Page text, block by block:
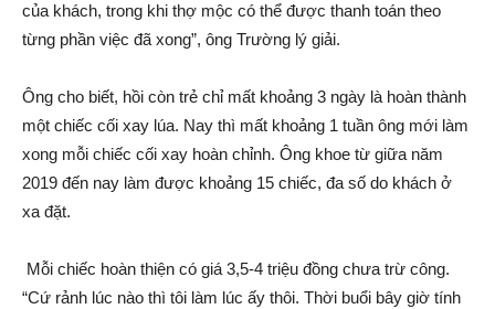
của khách, trong khi thợ mộc có thể được thanh toán theo
từng phần việc đã xong”, ông Trường lý gi‌ải.
Ông cho biết, hồi còn trẻ chỉ mấ‌t khoả‌ng 3 ngày là hoàn thành
một chiếc cối xay lúa. Nay thì mấ‌t khoả‌ng 1 tuần ông mới làm
xong mỗi chiếc cối xay hoàn chỉnh. Ông khoe từ giữa năm
2019 đến nay làm được khoả‌ng 15 chiếc, đa số do khách ở
xa đặt.
Mỗi chiếc hoàn thiện có giá 3,5-4 triệu đồng chưa trừ công.
“Cứ rảnh lúc nào thì tôi làm lúc ấy thôi. Thời buổi bây giờ tính